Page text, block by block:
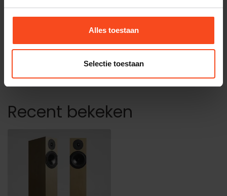
Alles toestaan
Selectie toestaan
€5.250,00
Recent bekeken